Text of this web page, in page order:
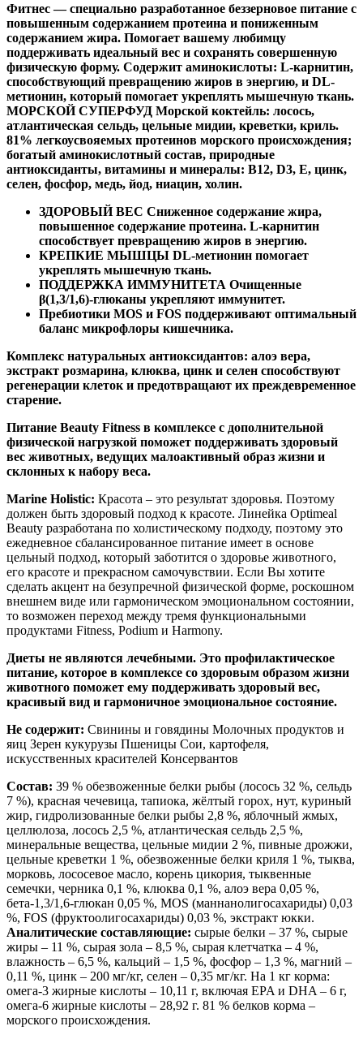
Фитнес — специально разработанное беззерновое питание с
повышенным содержанием протеина и пониженным
содержанием жира. Помогает вашему любимцу
поддерживать идеальный вес и сохранять совершенную
физическую форму. Содержит аминокислоты: L-карнитин,
способствующий превращению жиров в энергию, и DL-
метионин, который помогает укреплять мышечную ткань.
МОРСКОЙ СУПЕРФУД Морской коктейль: лосось,
атлантическая сельдь, цельные мидии, креветки, криль.
81% легкоусвояемых протеинов морского происхождения;
богатый аминокислотный состав, природные
антиоксиданты, витамины и минералы: B12, D3, E, цинк,
селен, фосфор, медь, йод, ниацин, холин.
ЗДОРОВЫЙ ВЕС Сниженное содержание жира,
повышенное содержание протеина. L-карнитин
способствует превращению жиров в энергию.
КРЕПКИЕ МЫШЦЫ DL-метионин помогает
укреплять мышечную ткань.
ПОДДЕРЖКА ИММУНИТЕТА Очищенные
β(1,3/1,6)-глюканы укрепляют иммунитет.
Пребиотики MOS и FOS поддерживают оптимальный
баланс микрофлоры кишечника.
Комплекс натуральных антиоксидантов: алоэ вера,
экстракт розмарина, клюква, цинк и селен способствуют
регенерации клеток и предотвращают их преждевременное
старение.
Питание Beauty Fitness в комплексе с дополнительной
физической нагрузкой поможет поддерживать здоровый
вес животных, ведущих малоактивный образ жизни и
склонных к набору веса.
Marine Holistic: Красота – это результат здоровья. Поэтому
должен быть здоровый подход к красоте. Линейка Optimeal
Beauty разработана по холистическому подходу, поэтому это
ежедневное сбалансированное питание имеет в основе
цельный подход, который заботится о здоровье животного,
его красоте и прекрасном самочувствии. Если Вы хотите
сделать акцент на безупречной физической форме, роскошном
внешнем виде или гармоническом эмоциональном состоянии,
то возможен переход между тремя функциональными
продуктами Fitness, Podium и Harmony.
Диеты не являются лечебными. Это профилактическое
питание, которое в комплексе со здоровым образом жизни
животного поможет ему поддерживать здоровый вес,
красивый вид и гармоничное эмоциональное состояние.
Не содержит: Свинины и говядины Молочных продуктов и
яиц Зерен кукурузы Пшеницы Сои, картофеля,
искусственных красителей Консервантов
Состав: 39 % обезвоженные белки рыбы (лосось 32 %, сельдь
7 %), красная чечевица, тапиока, жёлтый горох, нут, куриный
жир, гидролизованные белки рыбы 2,8 %, яблочный жмых,
целлюлоза, лосось 2,5 %, атлантическая сельдь 2,5 %,
минеральные вещества, цельные мидии 2 %, пивные дрожжи,
цельные креветки 1 %, обезвоженные белки криля 1 %, тыква,
морковь, лососевое масло, корень цикория, тыквенные
семечки, черника 0,1 %, клюква 0,1 %, алоэ вера 0,05 %,
бета-1,3/1,6-глюкан 0,05 %, MOS (маннанолигосахариды) 0,03
%, FOS (фруктоолигосахариды) 0,03 %, экстракт юкки.
Аналитические составляющие: сырые белки – 37 %, сырые
жиры – 11 %, сырая зола – 8,5 %, сырая клетчатка – 4 %,
влажность – 6,5 %, кальций – 1,5 %, фосфор – 1,3 %, магний –
0,11 %, цинк – 200 мг/кг, селен – 0,35 мг/кг. На 1 кг корма:
омега-3 жирные кислоты – 10,11 г, включая EPA и DHA – 6 г,
омега-6 жирные кислоты – 28,92 г. 81 % белков корма –
морского происхождения.